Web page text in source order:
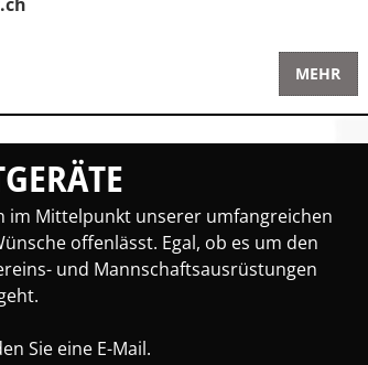
Psychomotorik
Dokumentation
MEHR
im Mittelpunkt unserer umfangreichen
offenlässt. Egal, ob es um den
und Mannschaftsausrüstungen
Sie eine E-Mail.